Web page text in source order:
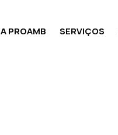
A PROAMB SERVIÇOS